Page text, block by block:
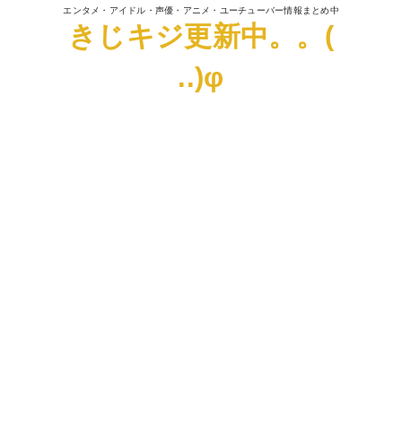
エンタメ・アイドル・声優・アニメ・ユーチューバー情報まとめ中
きじキジ更新中。。(
..)φ